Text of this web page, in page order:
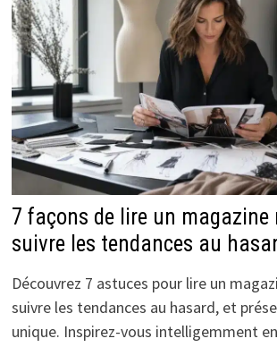
7 façons de lire un magazine
suivre les tendances au
Découvrez 7 astuces pour lire un
suivre les tendances au hasard, et
unique. Inspirez-vous intelligemment